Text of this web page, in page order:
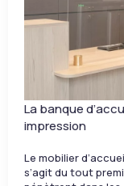
La banque
impression
Le mobilier
s’agit du tout